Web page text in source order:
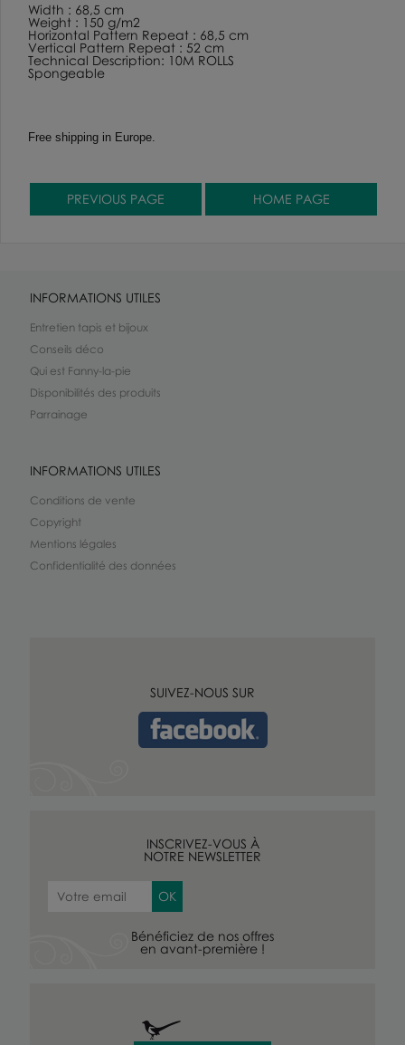
Width : 68,5 cm
Weight : 150 g/m2
Horizontal Pattern Repeat : 68,5 cm
Vertical Pattern Repeat : 52 cm
Technical Description: 10M ROLLS
Spongeable
Free shipping in Europe.
INFORMATIONS UTILES
Entretien tapis et bijoux
Conseils déco
Qui est Fanny-la-pie
Disponibilités des produits
Parrainage
INFORMATIONS UTILES
Conditions de vente
Copyright
Mentions légales
Confidentialité des données
SUIVEZ-NOUS SUR
INSCRIVEZ-VOUS À
NOTRE NEWSLETTER
Bénéficiez de nos offres
en avant-première !